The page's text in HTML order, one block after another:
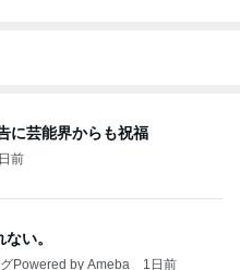
に芸能界からも祝福
前
い。
Powered by Ameba 1日前